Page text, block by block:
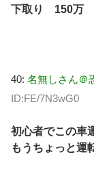
下取り 150万
40: 名無しさん＠
ID:FE/7N3wG0
初心者でこの車
もうちょっと運